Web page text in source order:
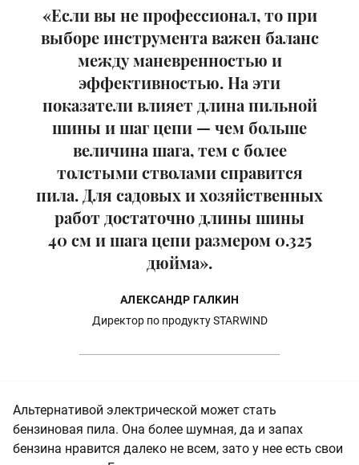
«Если вы не профессионал, то при
выборе инструмента важен баланс
между маневренностью и
эффективностью. На эти
показатели влияет длина пильной
шины и шаг цепи — чем больше
величина шага, тем с более
толстыми стволами справится
пила. Для садовых и хозяйственных
работ достаточно длины шины
40 см и шага цепи размером 0.325
дюйма».
АЛЕКСАНДР ГАЛКИН
Директор по продукту STARWIND
Альтернативой электрической может стать
бензиновая пила. Она более шумная, да и запах
бензина нравится далеко не всем, зато у нее есть свои